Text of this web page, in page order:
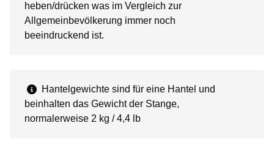
heben/drücken was im Vergleich zur
Allgemeinbevölkerung immer noch
beeindruckend ist.
Hantelgewichte sind für eine Hantel und
beinhalten das Gewicht der Stange,
normalerweise 2 kg / 4,4 lb